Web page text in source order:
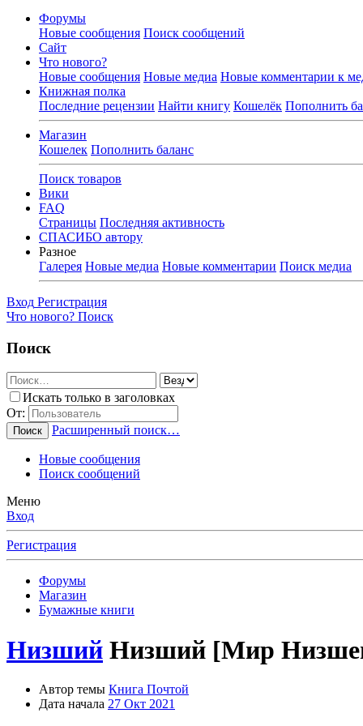
Форумы
Новые сообщения Поиск сообщений
Сайт
Что нового?
Новые сообщения Новые медиа Новые комментарии к
Книжная полка
Последние рецензии Найти книгу Кошелёк Пополнить
Магазин
Кошелек Пополнить баланс
Поиск товаров
Вики
FAQ
Страницы Последняя активность
СПАСИБО автору
Разное
Галерея Новые медиа Новые комментарии Поиск медиа
Вход Регистрация
Что нового? Поиск
Поиск
Искать только в заголовках
От:
Поиск Расширенный поиск…
Новые сообщения
Поиск сообщений
Меню
Вход
Регистрация
Форумы
Магазин
Бумажные книги
Низший Низший [Мир
Автор темы Книга Почтой
Дата начала 27 Окт 2021